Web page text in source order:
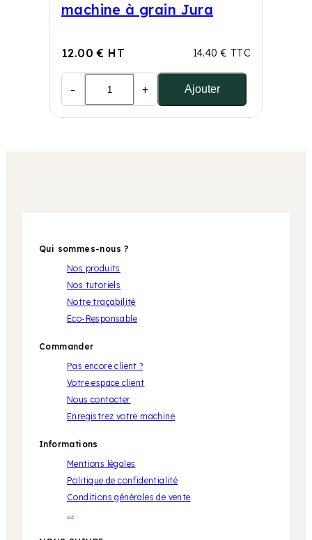
machine à grain Jura
12.00 € HT 14.40 € TTC
- + Ajouter
Qui sommes-nous ?
Nos produits
Nos tutoriels
Notre traçabilité
Eco-Responsable
Commander
Pas encore client ?
Votre espace client
Nous contacter
Enregistrez votre machine
Informations
Mentions légales
Politique de confidentialité
Conditions générales de vente
...